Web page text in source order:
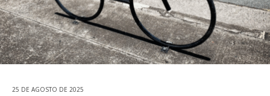
25 DE AGOSTO DE 2025